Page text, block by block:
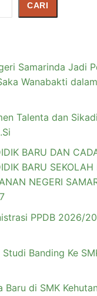
CARI
Samarinda Jadi
Wanabakti dalam
Talenta dan
BARU DAN
BARU
NEGERI
PPDB 2026/
Banding Ke
Baru di SMK